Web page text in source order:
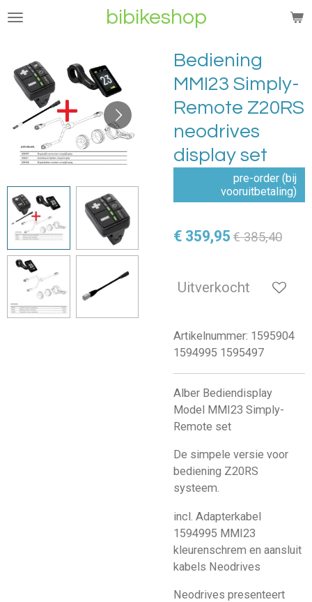
Ga
de
hoofdinhoud
bibikeshop
Bediening
MMI23 Simply-
Remote Z20RS
neodrives
display set
pre-order (bij
vooruitbetaling)
€ 359,95 € 385,40
Uitverkocht
Artikelnummer: 1595904
1594995 1595497
Alber Bediendisplay
Model MMI23 Simply-
Remote set
De simpele versie voor
bediening Z20RS
systeem.
incl. Adapterkabel
1594995 MMI23
kleurenschrem en aansluit
kabels Neodrives
Neodrives presenteert